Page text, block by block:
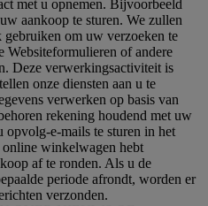
met u opnemen. Bijvoorbeeld
aankoop te sturen. We zullen
gebruiken om uw verzoeken te
Websiteformulieren of andere
Deze verwerkingsactiviteit is
onze diensten aan u te
verwerken op basis van
rekening houdend met uw
opvolg-e-mails te sturen in het
online winkelwagen hebt
af te ronden. Als u de
periode afrondt, worden er
verzonden.